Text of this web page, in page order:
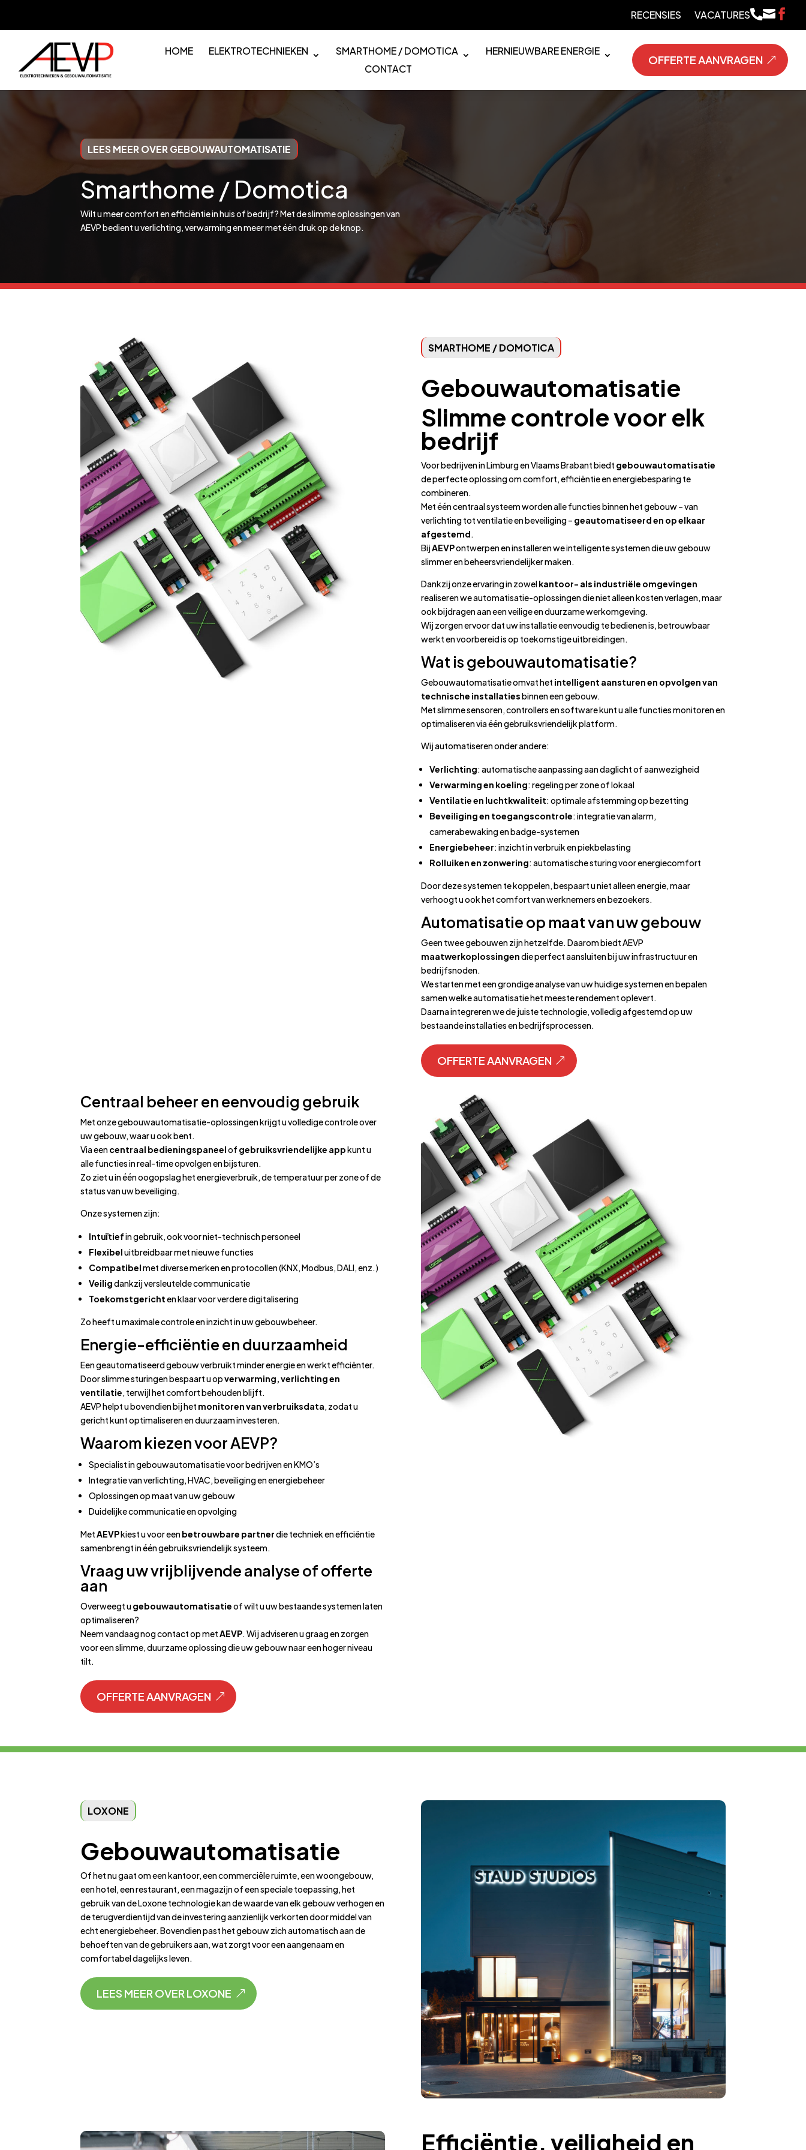
RECENSIES VACATURES 
HOME ELEKTROTECHNIEKEN SMARTHOME / DOMOTICA
HERNIEUWBARE ENERGIE
CONTACT
OFFERTE AANVRAGEN
LEES MEER OVER GEBOUWAUTOMATISATIE
Smarthome / Domotica
Wilt u meer comfort en efficiëntie in huis of bedrijf? Met de slimme oplossingen van
AEVP bedient u verlichting, verwarming en meer met één druk op de knop.
SMARTHOME / DOMOTICA
Gebouwautomatisatie
Slimme controle voor elk
bedrijf
Voor bedrijven in Limburg en Vlaams Brabant biedt gebouwautomatisatie
de perfecte oplossing om comfort, efficiëntie en energiebesparing te
combineren.
Met één centraal systeem worden alle functies binnen het gebouw – van
verlichting tot ventilatie en beveiliging – geautomatiseerd en op elkaar
afgestemd.
BijAEVPontwerpen en installeren we intelligente systemen die uw gebouw
slimmer en beheersvriendelijker maken.
Dankzij onze ervaring in zowelkantoor- als industriële omgevingen
realiseren we automatisatie-oplossingen die niet alleen kosten verlagen, maar
ook bijdragen aan een veilige en duurzame werkomgeving.
Wij zorgen ervoor dat uw installatie eenvoudig te bedienen is, betrouwbaar
werkt en voorbereid is op toekomstige uitbreidingen.
Wat is gebouwautomatisatie?
Gebouwautomatisatie omvat het intelligent aansturen en opvolgen van
technische installatiesbinnen een gebouw.
Met slimme sensoren, controllers en software kunt u alle functies monitoren en
optimaliseren via één gebruiksvriendelijk platform.
Wij automatiseren onder andere:
Verlichting: automatische aanpassing aan daglicht of aanwezigheid
Verwarming en koeling: regeling per zone of lokaal
Ventilatie en luchtkwaliteit: optimale afstemming op bezetting
Beveiliging en toegangscontrole: integratie van alarm,
camerabewaking en badge-systemen
Energiebeheer: inzicht in verbruik en piekbelasting
Rolluiken en zonwering: automatische sturing voor energiecomfort
Door deze systemen te koppelen, bespaart u niet alleen energie, maar
verhoogt u ook het comfort van werknemers en bezoekers.
Automatisatie op maat van uw gebouw
Geen twee gebouwen zijn hetzelfde. Daarom biedt AEVP
maatwerkoplossingendie perfect aansluiten bij uw infrastructuur en
bedrijfsnoden.
We starten met een grondige analyse van uw huidige systemen en bepalen
samen welke automatisatie het meeste rendement oplevert.
Daarna integreren we de juiste technologie, volledig afgestemd op uw
bestaande installaties en bedrijfsprocessen.
OFFERTE AANVRAGEN
Centraal beheer en eenvoudig gebruik
Met onze gebouwautomatisatie-oplossingen krijgt u volledige controle over
uw gebouw, waar u ook bent.
Via eencentraal bedieningspaneelof gebruiksvriendelijke appkunt u
alle functies in real-time opvolgen en bijsturen.
Zo ziet u in één oogopslag het energieverbruik, de temperatuur per zone of de
status van uw beveiliging.
Onze systemen zijn:
Intuïtiefin gebruik, ook voor niet-technisch personeel
Flexibeluitbreidbaar met nieuwe functies
Compatibelmet diverse merken en protocollen (KNX, Modbus, DALI, enz.)
Veiligdankzij versleutelde communicatie
Toekomstgerichten klaar voor verdere digitalisering
Zo heeft u maximale controle en inzicht in uw gebouwbeheer.
Energie-efficiëntie en duurzaamheid
Een geautomatiseerd gebouw verbruikt minder energie en werkt efficiënter.
Door slimme sturingen bespaart u opverwarming, verlichting en
ventilatie, terwijl het comfort behouden blijft.
AEVP helpt u bovendien bij het monitoren van verbruiksdata, zodat u
gericht kunt optimaliseren en duurzaam investeren.
Waarom kiezen voor AEVP?
Specialist in gebouwautomatisatie voor bedrijven en KMO’s
Integratie van verlichting, HVAC, beveiliging en energiebeheer
Oplossingen op maat van uw gebouw
Duidelijke communicatie en opvolging
MetAEVPkiest u voor eenbetrouwbare partnerdie techniek en efficiëntie
samenbrengt in één gebruiksvriendelijk systeem.
Vraag uw vrijblijvende analyse of offerte
aan
Overweegt ugebouwautomatisatieof wilt u uw bestaande systemen laten
optimaliseren?
Neem vandaag nog contact op metAEVP. Wij adviseren u graag en zorgen
voor een slimme, duurzame oplossing die uw gebouw naar een hoger niveau
tilt.
OFFERTE AANVRAGEN
LOXONE
Gebouwautomatisatie
Of het nu gaat om een kantoor, een commerciële ruimte, een woongebouw,
een hotel, een restaurant, een magazijn of een speciale toepassing, het
gebruik van de Loxone technologie kan de waarde van elk gebouw verhogen en
de terugverdientijd van de investering aanzienlijk verkorten door middel van
echt energiebeheer. Bovendien past het gebouw zich automatisch aan de
behoeften van de gebruikers aan, wat zorgt voor een aangenaam en
comfortabel dagelijks leven.
LEES MEER OVER LOXONE
Efficiëntie, veiligheid en